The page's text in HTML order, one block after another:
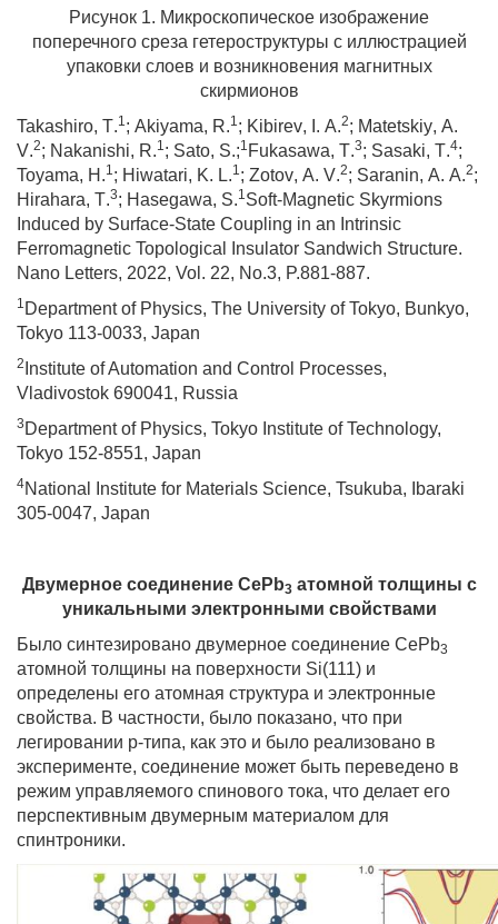
Рисунок 1. Микроскопическое изображение
поперечного среза гетероструктуры с иллюстрацией
упаковки слоев и возникновения магнитных
скирмионов
Takashiro, T.1; Akiyama, R.1; Kibirev, . A.2; Matetskiy, A.
V.2; Nakanishi, R.1; Sato, S.;1 Fukasawa, T.3; Sasaki, T.4;
Toyama, H .1; Hiwatari, K. L.1; Zotov, A. V.2; Saranin, A. A.2;
Hirahara, T.3; Hasegawa, S.1Soft-Magnetic Skyrmions
Induced by Surface-State Coupling in an Intrinsic
Ferromagnetic Topological Insulator Sandwich Structure.
Nano Letters, 2022, Vol. 22, No.3, P.881-887.
1 Department of Physics, The University of Tokyo, Bunkyo,
Tokyo 113-0033, Japan
2 Institute of Automation and Control Processes,
Vladivostok 690041, Russia
3 Department of Physics, Tokyo Institute of Technology,
Tokyo 152-8551, Japan
4National Institute for Materials Science, Tsukuba, Ibaraki
305-0047, Japan
Двумерное соединение CePb3 атомной толщины с
уникальными электронными свойствами
Было синтезировано двумерное соединение CePb3
атомной толщины на поверхности Si(111) и
определены его атомная структура и электронные
свойства. В частности, было показано, что при
легировании р-типа, как это и было реализовано в
эксперименте, соединение может быть переведено в
режим управляемого спинового тока, что делает его
перспективным двумерным материалом для
спинтроники.